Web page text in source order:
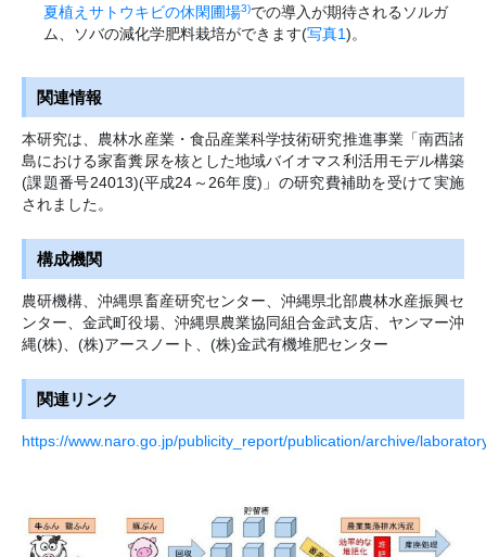
夏植えサトウキビの休閑圃場3)での導入が期待されるソルガ
ム、ソバの減化学肥料栽培ができます(写真1)。
関連情報
本研究は、農林水産業・食品産業科学技術研究推進事業「南西諸
島における家畜糞尿を核とした地域バイオマス利活用モデル構築
(課題番号24013)(平成24～26年度)」の研究費補助を受けて実施
されました。
構成機関
農研機構、沖縄県畜産研究センター、沖縄県北部農林水産振興セ
ンター、金武町役場、沖縄県農業協同組合金武支店、ヤンマー沖
縄(株)、(株)アースノート、(株)金武有機堆肥センター
関連リンク
https://www.naro.go.jp/publicity_report/publication/archive/